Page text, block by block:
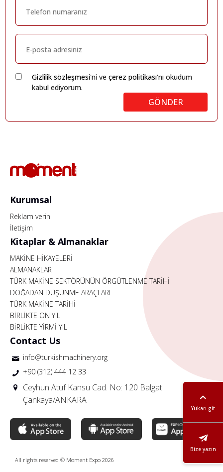
Gizlilik sözleşmesi'ni ve çerez politikası'nı okudum
kabul ediyorum.
GÖNDER
Yukarı git
Bize yazın
Kurumsal
Reklam verin
İletişim
Kitaplar & Almanaklar
MAKİNE HİKAYELERİ
ALMANAKLAR
TÜRK MAKİNE SEKTÖRÜNÜN ÖRGÜTLENME TARİHİ
DOĞADAN DÜŞÜNME ARAÇLARI
TÜRK MAKİNE TARİHİ
BİRLİKTE ON YIL
BİRLİKTE YİRMİ YIL
Contact Us
info@turkishmachinery.org
+90 (312) 444 12 33
Ceyhun Atuf Kansu Cad. No: 120 Balgat
Çankaya/ANKARA
All rights reserved © Moment Expo 2026